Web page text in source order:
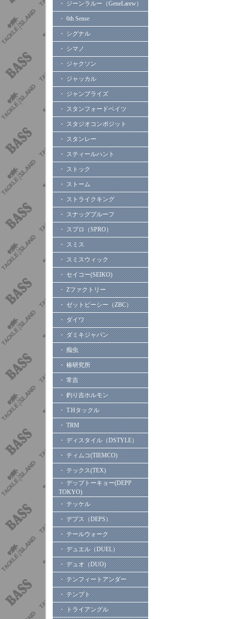
・ ジーンラルー（GeneLarew）
・ 6th Sense
・ シグナル
・ シマノ
・ ジャクソン
・ ジャッカル
・ ジャンプライズ
・ スタンフォードベイツ
・ スタジオコンポジット
・ スタンレー
・ スティールハント
・ ストック
・ ストーム
・ ストライクキング
・ スナッグプルーフ
・ スプロ（SPRO）
・ スミス
・ スミスウィック
・ セイコー(SEIKO)
・ Zファクトリー
・ ゼットビーシー（ZBC）
・ ダイワ
・ ダミキジャパン
・ 痴虫
・ 椿研究所
・ 常吉
・ 釣り吉ホルモン
・ T.Hタックル
・ TRM
・ ディスタイル（DSTYLE）
・ ティムコ(TIEMCO)
・ テックス(TEX)
・ デップトーキョー(DEPP
TOKYO)
・ テッケル
・ デプス（DEPS）
・ テールウォーク
・ デュエル（DUEL）
・ デュオ（DUO)
・ テンフィートアンダー
・ テンプト
・ トライアングル